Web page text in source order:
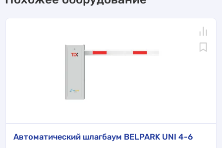
Автоматический шлагбаум BELPARK UNI 4-6